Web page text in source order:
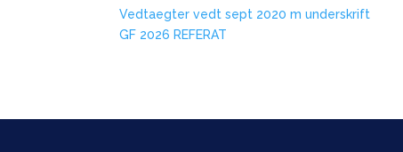
Vedtaegter vedt sept 2020 m underskrift
GF 2026 REFERAT